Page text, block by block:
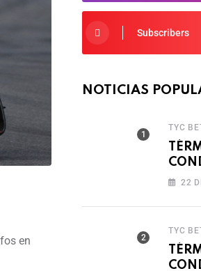
en
Subscribers
NOTICIAS
TYC
22
TYC